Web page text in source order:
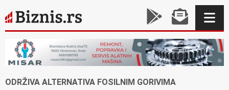
ODRŽIVA ALTERNATIVA FOSILNIM GORIVIMA